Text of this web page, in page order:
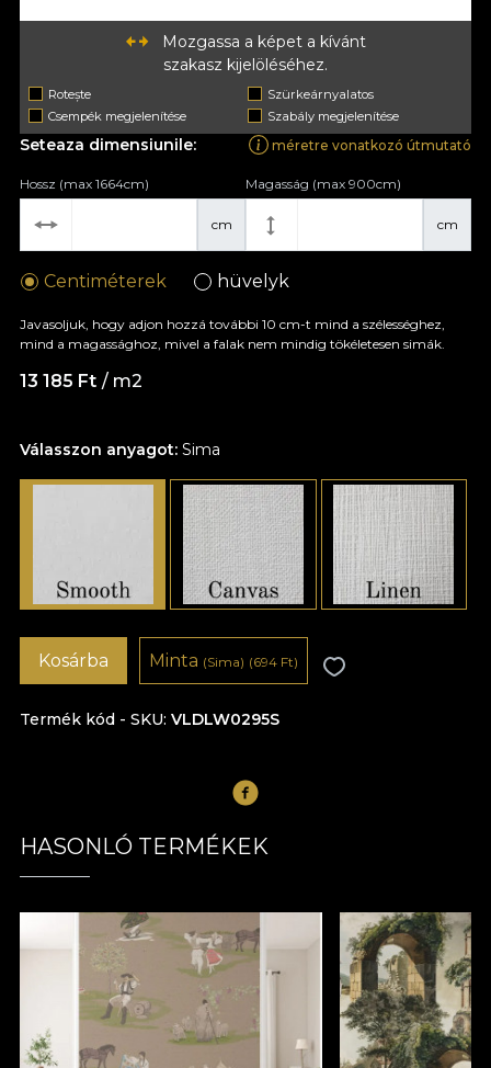
Mozgassa a képet a kívánt
szakasz kijelöléséhez.
Rotește
Szürkeárnyalatos
Csempék megjelenítése
Szabály megjelenítése
Válasszon anyagot: Sima
Seteaza dimensiunile: méretre vonatkozó útmutató
cm
Hossz (max 1664cm)
cm
Magasság (max 900cm)
Centiméterek hüvelyk
Javasoljuk, hogy adjon hozzá további 10 cm-t mind a szélességhez,
mind a magassághoz, mivel a falak nem mindig tökéletesen simák.
13 185 Ft / m2
Termék kód - SKU VLDLW0295S
Kosárba Minta (Sima) (694 Ft)
HASONLÓ TERMÉKEK